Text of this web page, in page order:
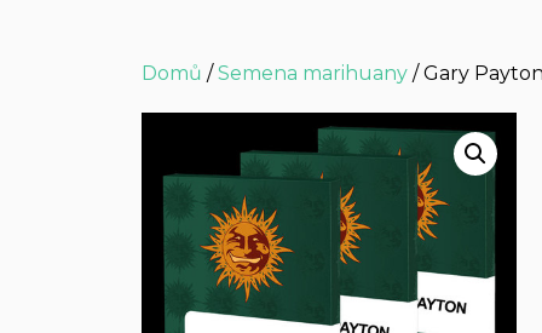
Domů /Semena marihuany / Gary